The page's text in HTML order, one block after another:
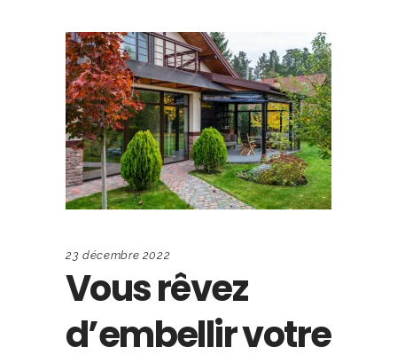
23 décembre 2022
Vous rêvez
d’embellir votre